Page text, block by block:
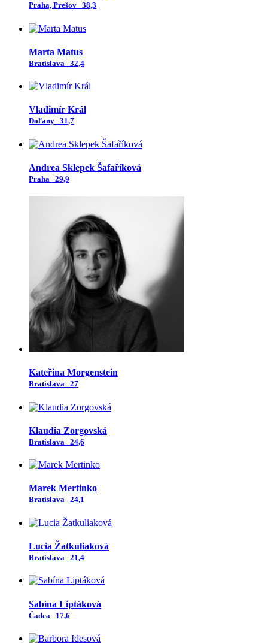
Praha, Prešov 38,3
Marta Matus
Bratislava 32,4
Vladimír Král
Doľany 31,7
Andrea Sklepek Šafaříková
Praha 29,9
Kateřina Morgenstein
Bratislava 27
Klaudia Zorgovská
Bratislava 24,6
Marek Mertinko
Bratislava 24,1
Lucia Žatkuliaková
Bratislava 21,4
Sabína Liptáková
Čadca 17,6